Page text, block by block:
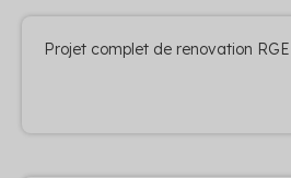
Projet complet de renovation